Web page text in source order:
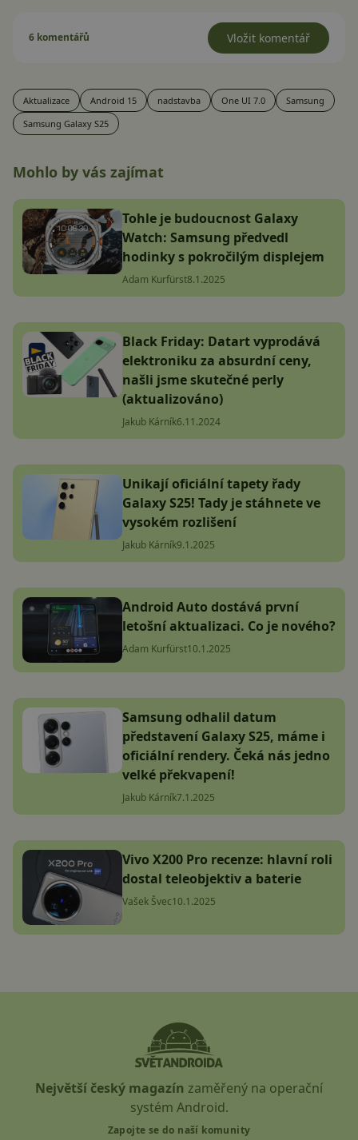
6 komentářů Vložit komentář
Aktualizace Android 15 nadstavba One UI 7.0
Samsung
Samsung Galaxy S25
Mohlo by vás zajímat
Tohle je budoucnost Galaxy
Watch: Samsung předvedl
hodinky s pokročilým displejem
Adam Kurfürst8.1.2025
Black Friday: Datart vyprodává
elektroniku za absurdní ceny,
našli jsme skutečné perly
(aktualizováno)
Jakub Kárník6.11.2024
Unikají oficiální tapety řady
Galaxy S25! Tady je stáhnete ve
vysokém rozlišení
Jakub Kárník9.1.2025
Android Auto dostává první
letošní aktualizaci. Co je nového?
Adam Kurfürst10.1.2025
Samsung odhalil datum
představení Galaxy S25, máme i
oficiální rendery. Čeká nás jedno
velké překvapení!
Jakub Kárník7.1.2025
Vivo X200 Pro recenze: hlavní roli
dostal teleobjektiv a baterie
Vašek Švec10.1.2025
Největší český magazín zaměřený na operační
systém Android.
Zapojte se do naší komunity